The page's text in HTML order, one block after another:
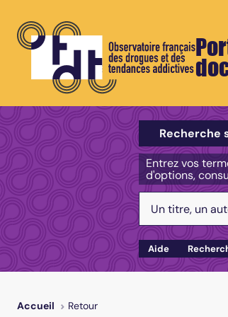
Sélectionner un
Recherche
Entrez vos
d'options,
Aide
Accueil Retour